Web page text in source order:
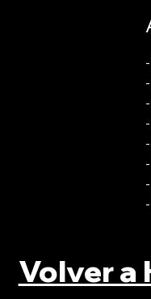
-
-
-
-
-
-
Volver a